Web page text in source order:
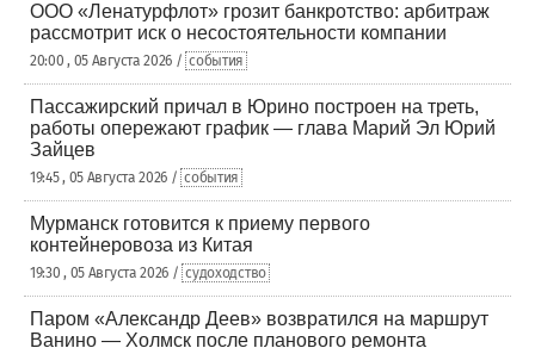
ООО «Ленатурфлот» грозит банкротство: арбитраж
рассмотрит иск о несостоятельности компании
20:00 , 05 Августа 2026 / события
Пассажирский причал в Юрино построен на треть,
работы опережают график — глава Марий Эл Юрий
Зайцев
19:45 , 05 Августа 2026 / события
Мурманск готовится к приему первого
контейнеровоза из Китая
19:30 , 05 Августа 2026 / судоходство
Паром «Александр Деев» возвратился на маршрут
Ванино — Холмск после планового ремонта